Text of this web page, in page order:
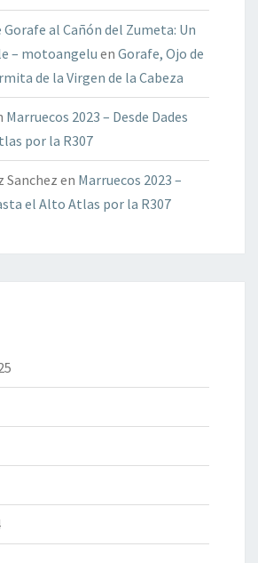
al Cañón del Zumeta: Un
– motoangelu en Gorafe, Ojo de
de la Virgen de la Cabeza
Marruecos 2023 – Desde Dades
por la R307
Sanchez en Marruecos 2023 –
el Alto Atlas por la R307